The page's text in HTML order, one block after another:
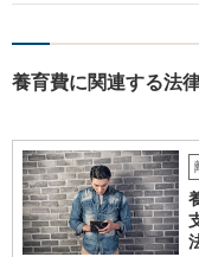
押さえ、元夫名義の車の
す。 ＞他の弁護士さんに
養育費に関連する法